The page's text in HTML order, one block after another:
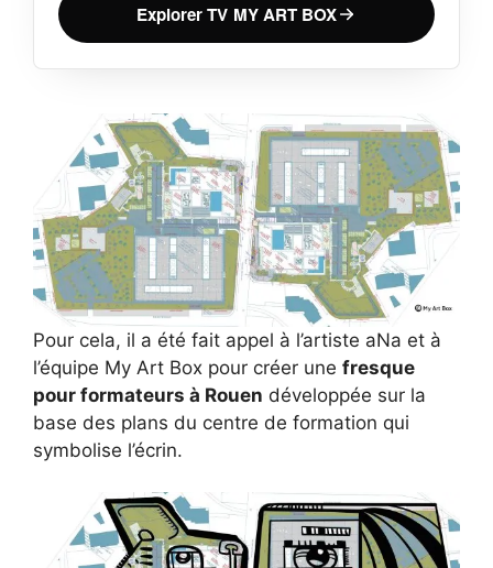
Explorer TV MY ART BOX
Pour cela, il a été fait appel à l’artiste aNa et à
l’équipe My Art Box pour créer une fresque
pour formateurs à Rouen développée sur la
base des plans du centre de formation qui
symbolise l’écrin.